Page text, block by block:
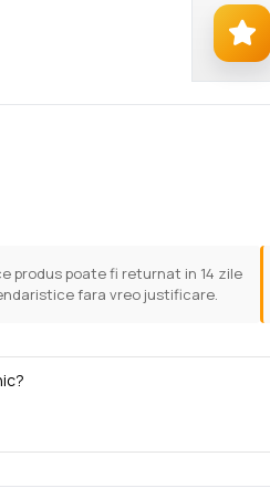
produs poate fi returnat in 14 zile
fara vreo justificare.